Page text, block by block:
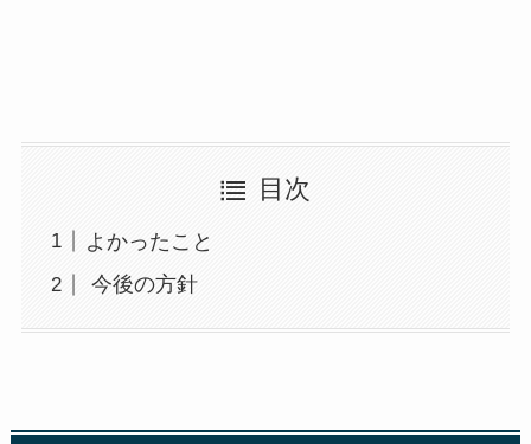
目次
よかったこと
今後の方針